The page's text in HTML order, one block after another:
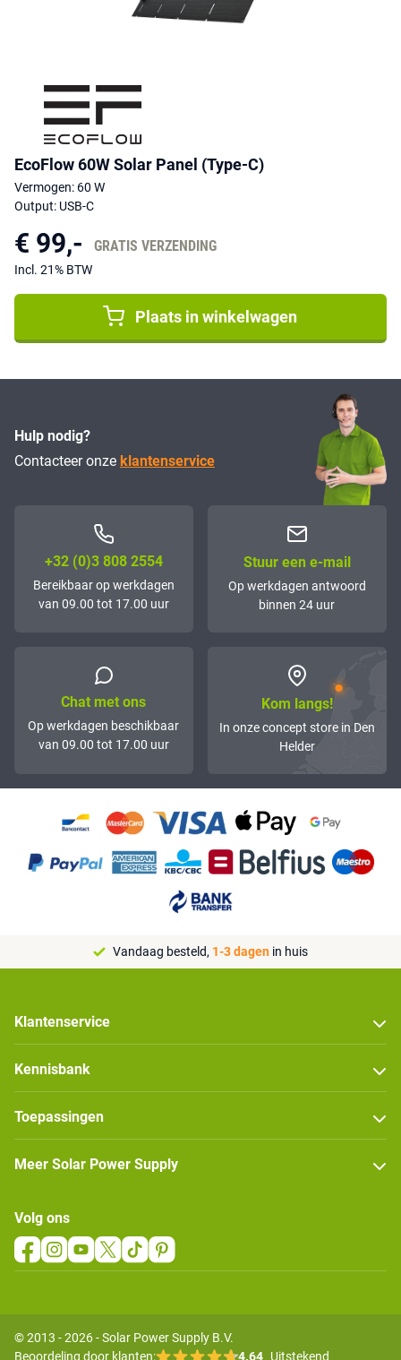
EcoFlow 60W Solar Panel (Type-C)
Vermogen: 60 W
Output: USB-C
€ 99,- GRATIS VERZENDING
Incl. 21% BTW
Plaats in winkelwagen
Hulp nodig?
Contacteer onze klantenservice
+32 (0)3 808 2554
Bereikbaar op werkdagen
van 09.00 tot 17.00 uur
Stuur een e-mail
Op werkdagen antwoord
binnen 24 uur
Chat met ons
Op werkdagen beschikbaar
van 09.00 tot 17.00 uur
Kom langs!
In onze concept store in Den
Helder
Vandaag besteld, 1-3 dagen in huis
Klantenservice
Kennisbank
Toepassingen
Meer Solar Power Supply
Volg ons
© 2013 - 2026 - Solar Power Supply B.V.
Beoordeling door klanten:
4.64 Uitstekend